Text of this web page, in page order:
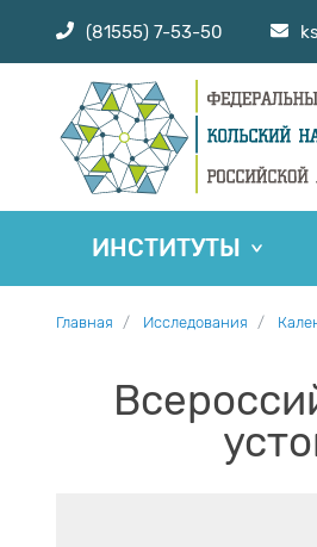
(81555) 7-53-50
ИНСТИТУТЫ
Главная Исследования